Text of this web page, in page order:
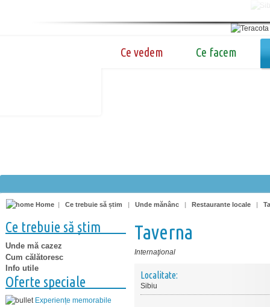
Ce vedem Ce facem
Home | Ce trebuie să știm | Unde mănânc | Restaurante locale |
Ce trebuie să știm
Unde mă cazez
Cum călătoresc
Info utile
Oferte speciale
Experiențe memorabile
Taverna
Internaţional
Localitate:
Sibiu